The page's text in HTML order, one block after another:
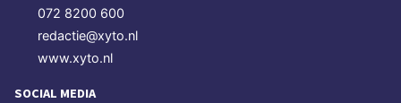
072 8200 600
redactie@xyto.nl
www.xyto.nl
SOCIAL MEDIA